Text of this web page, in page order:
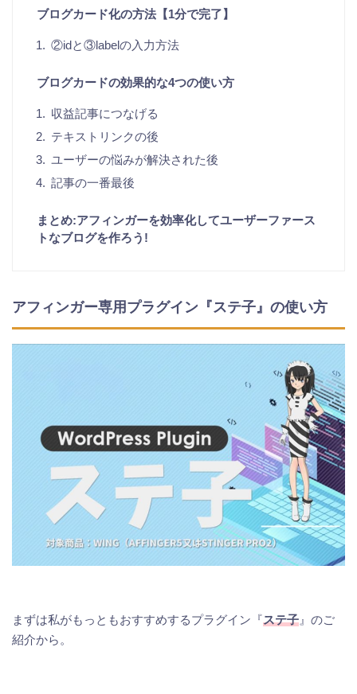
ブログカード化の方法【1分で完了】
②idと③labelの入力方法
ブログカードの効果的な4つの使い方
収益記事につなげる
テキストリンクの後
ユーザーの悩みが解決された後
記事の一番最後
まとめ:アフィンガーを効率化してユーザーファース
トなブログを作ろう!
アフィンガー専用プラグイン『ステ子』の使い方
まずは私がもっともおすすめするプラグイン『ステ子 』のご
紹介から。